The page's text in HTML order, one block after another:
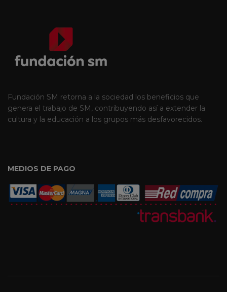
Fundación SM retorna a la sociedad los beneficios que
genera el trabajo de SM, contribuyendo así a extender la
cultura y la educación a los grupos más desfavorecidos.
MEDIOS DE PAGO